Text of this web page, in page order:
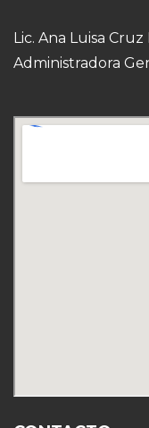
Lic. Ana Luisa Cruz
Administradora